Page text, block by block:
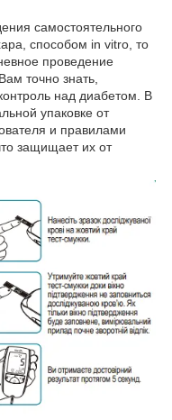
самостоятельного
способом in vitro, то
проведение
точно знать,
над диабетом. В
упаковке от
и правилами
защищает их от